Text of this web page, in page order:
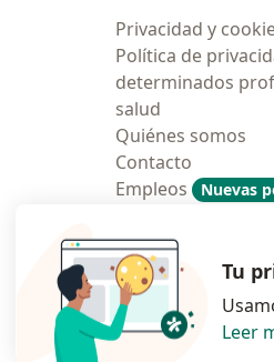
Privacidad y
Política de
determinados
salud
Quiénes somos
Contacto
Empleos
Nuevas
Contratación
Tu
Leer